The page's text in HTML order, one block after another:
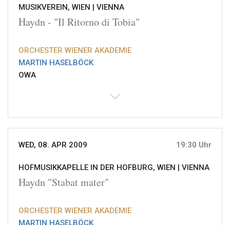
MUSIKVEREIN, WIEN | VIENNA
Haydn - "Il Ritorno di Tobia"
ORCHESTER WIENER AKADEMIE
MARTIN HASELBÖCK
OWA
WED, 08. APR 2009 19:30 Uhr
HOFMUSIKKAPELLE IN DER HOFBURG, WIEN | VIENNA
Haydn "Stabat mater"
ORCHESTER WIENER AKADEMIE
MARTIN HASELBÖCK